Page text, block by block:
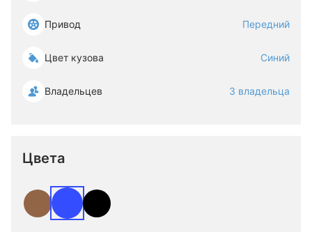
Привод Передний
Цвет кузова Синий
Владельцев 3 владельца
Цвета